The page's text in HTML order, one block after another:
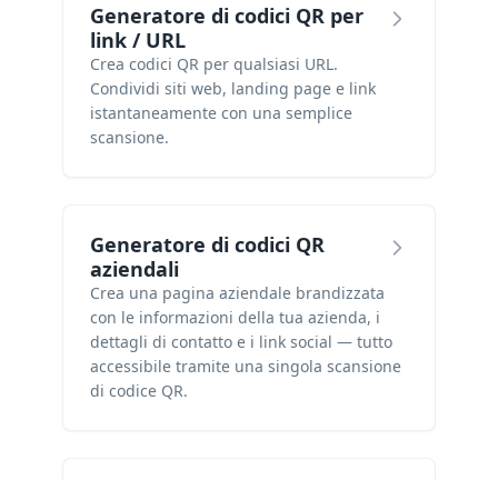
Generatore di codici QR per
link / URL
Crea codici QR per qualsiasi URL.
Condividi siti web, landing page e link
istantaneamente con una semplice
scansione.
Generatore di codici QR
aziendali
Crea una pagina aziendale brandizzata
con le informazioni della tua azienda, i
dettagli di contatto e i link social — tutto
accessibile tramite una singola scansione
di codice QR.